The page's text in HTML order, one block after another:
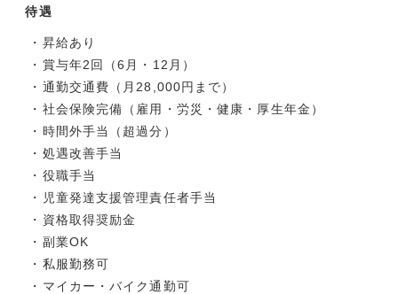
待遇
・昇給あり
・賞与年2回（6月・12月）
・通勤交通費（月28,000円まで）
・社会保険完備（雇用・労災・健康・厚生年金）
・時間外手当（超過分）
・処遇改善手当
・役職手当
・児童発達支援管理責任者手当
・資格取得奨励金
・副業OK
・私服勤務可
・マイカー・バイク通勤可